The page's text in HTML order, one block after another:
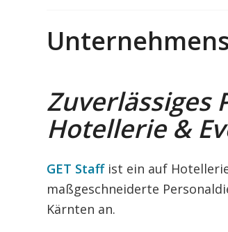
Zuverlässiges
Hotellerie &
GET Staff ist ein auf
maßgeschneiderte
Kärnten an.